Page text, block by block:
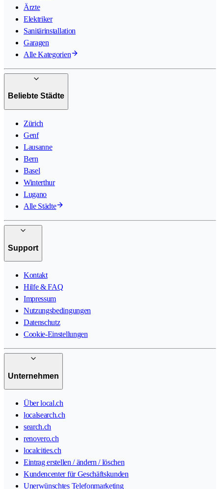
Ärzte
Elektriker
Sanitärinstallation
Garagen
Alle Kategorien
Beliebte Städte
Zürich
Genf
Lausanne
Bern
Basel
Winterthur
Lugano
Alle Städte
Support
Kontakt
Hilfe & FAQ
Impressum
Nutzungsbedingungen
Datenschutz
Cookie-Einstellungen
Unternehmen
Über local.ch
localsearch.ch
search.ch
renovero.ch
localcities.ch
Eintrag erstellen / ändern / löschen
Kundencenter für Geschäftskunden
Unerwünschtes Telefonmarketing